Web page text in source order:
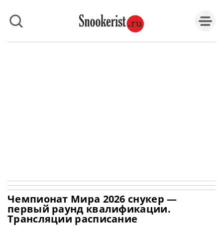
Чемпионат Мира 2026 снукер —
первый раунд квалификации.
Трансляции расписание